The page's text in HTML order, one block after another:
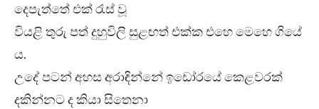
දෙපැත්තේ එක් රැස් වූ
වියළි තුරු පත් දුහුවිලි සුළඟත් එක්ක එහෙ මෙහෙ ගියේ
ය.
උදේ පටන් අහස අරාඳින්නේ ඉඩෝරයේ කෙළවරක්
දකින්නට ද කියා සිතෙනා